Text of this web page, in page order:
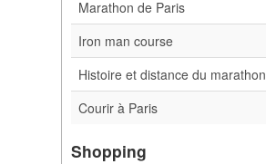
Marathon de Paris
Iron man course
Histoire et distance du marathon
Courir à Paris
Shopping